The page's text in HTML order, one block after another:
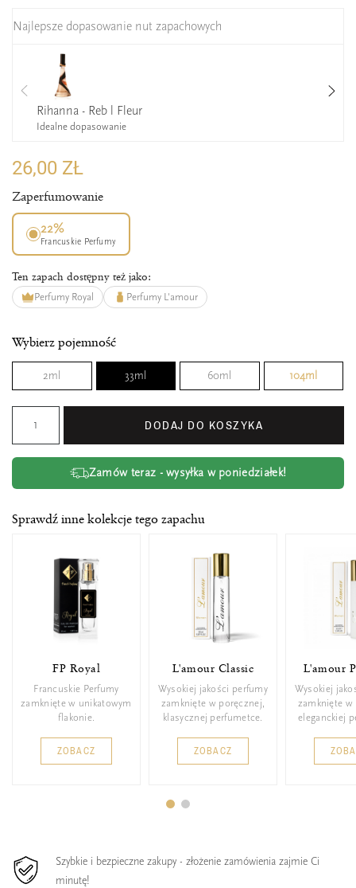
Najlepsze dopasowanie nut zapachowych
Rihanna - Reb l Fleur
Idealne dopasowanie
26,00 ZŁ
Zaperfumowanie
22%
Francuskie Perfumy
Ten zapach dostępny też jako:
Perfumy Royal Perfumy L'amour
Wybierz pojemność
2ml 33ml 60ml 104ml
DODAJ DO KOSZYKA
Zamów teraz - wysyłka w poniedziałek!
Sprawdź inne kolekcje tego zapachu
FP Royal
Francuskie Perfumy
zamknięte w unikatowym
flakonie.
ZOBACZ
L'amour Classic
Wysokiej jakości perfumy
zamknięte w poręcznej,
klasycznej perfumetce.
ZOBACZ
L'amour
Wysokiej
zamknięte w
eleganckiej
Szybkie i bezpieczne zakupy - złożenie zamówienia zajmie Ci
minutę!